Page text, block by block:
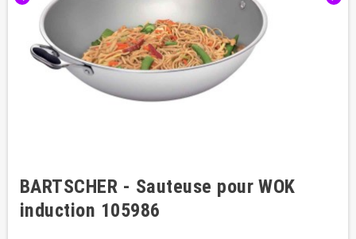
BARTSCHER - Sauteuse pour WOK
induction 105986